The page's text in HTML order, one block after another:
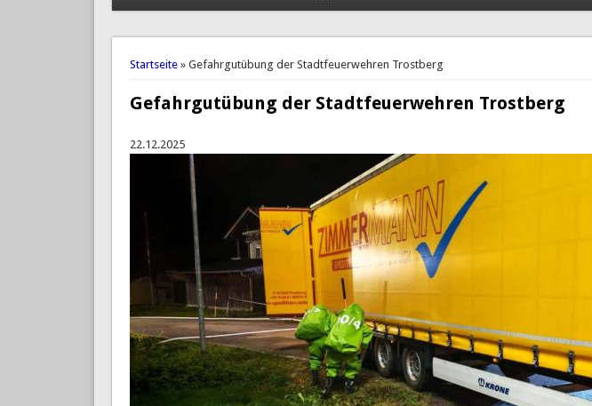
Sie sind hier
Startseite» Gefahrgutübung der Stadtfeuerwehren Trostberg
Gefahrgutübung der Stadtfeuerwehren Trostberg
22.12.2025